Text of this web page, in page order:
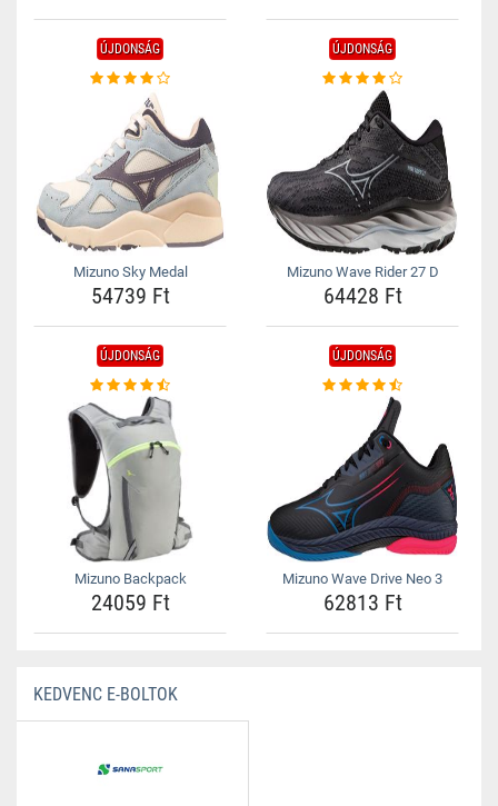
ÚJDONSÁG
Mizuno Sky Medal
54739 Ft
ÚJDONSÁG
Mizuno Wave Rider 27 D
64428 Ft
ÚJDONSÁG
Mizuno Backpack
24059 Ft
ÚJDONSÁG
Mizuno Wave Drive Neo 3
62813 Ft
KEDVENC E-BOLTOK